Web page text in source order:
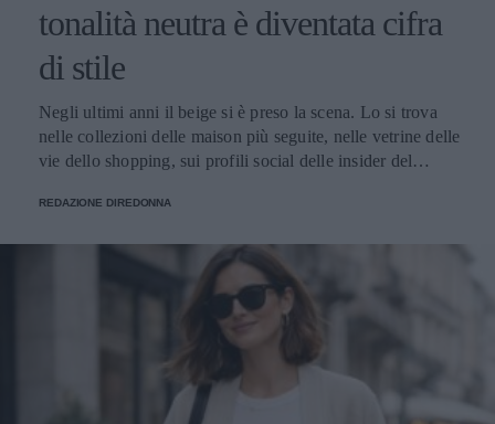
tonalità neutra è diventata cifra
di stile
Negli ultimi anni il beige si è preso la scena. Lo si trova nelle collezioni delle maison più seguite, nelle vetrine delle vie dello shopping, sui profili social delle insider del settore e nei guardaroba delle donne che alla moda dedicano attenzione. È diventato il colore che racconta il momento, quello che torna ogni stagione con declinazioni sempre nuove e che oggi vive un'esposizione mediatica raramente vista in passato. Le ragioni di questa centralità si intrecciano. Il beige risponde perfettamente al gusto contemporaneo per l'eleganza misurata, fatta di toni desaturati e capi pensati per durare. Si adatta splendidamente nei contesti più diversi: in ufficio, a una cena, in un weekend fuori porta, mantenendo sempre lo stesso registro raffinato. E lavora benissimo davanti all'obiettivo, sotto qualunque tipo di luce, su qualunque tipo di sfondo urbano o naturale. Il risultato è che oggi parlare di moda femminile senza nominare il beige è praticamente impossibile. Cappotti, giacche, trench, pantaloni, maglie, accessori: la palette neutra ha colonizzato ogni categoria del guardaroba, con una versatilità che continua a sorprendere addette ai lavori e appassionate. Le mille sfumature di una tonalità solo apparentemente uniforme Dietro al beige si nasconde una gamma cromatica vastissima, fatta di sfumature che cambiano carattere a seconda di quanto pendono verso il caldo o verso il freddo, di quanto sono sature o desaturate, di quanto si avvicinano al bianco o si spingono verso il marrone. Quelle più calde - cammello, biscotto, tabacco, miele - evocano immediatamente comfort e ricchezza. Hanno una nota dorata che richiama i tessuti pregiati come il cashmere e la lana d'agnello, e nelle collezioni invernali fanno la parte del leone. Le si vede su cappotti dal taglio classico, su giacche dalla linea morbida, su maglie oversize pensate per i mesi freddi. Le sfumature fredde - greige, nude rosato, beige cinereo, taupe - raccontano un'altra storia. Sono più contemporanee e sono perfette su tagli netti e silhouette moderne. Hanno conquistato spazio nel gusto urbano delle grandi capitali della moda, da Copenaghen a Tokyo, dove vengono interpretate in chiave minimalista con linee rigorose e proporzioni studiate. Tra questi due poli si muovono i beige neutri, i veri jolly del guardaroba che si abbinano a tutto: ai grigi, ai blu, ai bianchi, ai colori accesi che vogliano un punto di calma. Sono le tonalità che ogni stylist tiene a portata di mano per bilanciare un look senza forzature. A ognuna la sua sfumatura Una delle ragioni del successo del beige è semplice: con la sfumatura giusta, sta bene davvero a tutte. La famiglia cromatica è così ampia che ogni tipo di carnagione trova la sua declinazione ideale - basta scegliere il sottotono adatto al colore della pelle, degli occhi e dei capelli. Le donne con pelle chiara e sottotono freddo trovano la loro dimensione nei greige, nei nude rosati e nei beige cinerei, che dialogano in modo naturale con incarnati tenui. Le pelli ambrate, olivastre o dorate si illuminano con i cammello, i biscotto e i tabacco, che esaltano il calore della carnagione. Le pelli medie con sottotono neutro hanno la fortuna di poter giocare con quasi tutte le sfumature della palette, dalle più chiare alle più sature. Un altro punto di forza è il rapporto con la luce. Sotto il sole estivo il beige si accende e diventa solare, sotto i cieli grigi invernali mantiene calore e presenza, alla luce artificiale degli ambienti chiusi resta sempre raffinato senza appiattirsi. Pochi colori conservano il proprio carattere in ogni condizione di illuminazione, e questa qualità rende il beige un alleato prezioso per le giornate fatte di molti cambi di scena. A questo si aggiunge la sua flessibilità: il beige si adatta a ogni ambiente, dal più formale al più rilassato. Sta bene in ufficio, in una riunione importante, a una cerimonia, a una cena tra amiche, a una passeggiata del sabato pomeriggio. Pochi colori coprono una gamma così ampia di occasioni mantenendo intatta la propria eleganza. Total beige: come indossarlo senza appiattirlo Tra le tendenze più forti degli ultimi anni c'è il total beige look, che consiste nel vestirsi interamente in sfumature della stessa famiglia cromatica, dal capospalla alle scarpe. Una formula che richiede attenzione per riuscire bene, ma che ben dosata regala risultati di grande raffinatezza. Il segreto sta nel giocare con sottotoni vicini ma diversi. Un pantalone color sabbia abbinato a una camicia écru e a un capospalla cammello dà molto più carattere di un look fatto di un'unica identica tonalità ripetuta dalla testa ai piedi. Le piccole variazioni cromatiche danno profondità all'insieme e impediscono l'effetto monotono. Determinante è anche il mix di materiali. Quando il colore è uniforme, sono le texture a fare la differenza: una camicia di seta sotto una giacca di lana, un pantalone di lino con un capospalla in cashmere, accessori in pelle che dialogano con maglie morbide. Il gioco delle superfici tattili è ciò che trasforma un total look beige da banale a sofisticato. Attenzione alla la regola del dettaglio che spezza. Una cintura in cuoio scuro, una collana dorata, un foulard con un accento più caldo o più freddo: piccoli scostamenti che danno ritmo al look e gli regalano carattere senza intaccare la coerenza cromatica. Un accessorio scelto bene fa la differenza tra un outfit elegante e un outfit memorabile. Dal lino estivo al cashmere invernale: una palette per tutto l'anno Una delle qualità più apprezzate del beige è la capacità di accompagnare il guardaroba lungo tutte le stagioni. In estate vive nei lini grezzi, nei cotoni leggeri e nelle sete fresche; in primavera e autunno passa ai twill, ai jersey strutturati e ai velluti; in inverno diventa protagonista delle materie nobili come cashmere, lana vergine, alpaca e mohair. Questa continuità ha cambiato il modo in cui molte donne pensano agli acquisti. Anziché ripartire da capo a ogni cambio di stagione, si ragiona per filoni cromatici che durano nel tempo: capi che dialogano tra loro mese dopo mese, accessori che stanno bene su outfit diversi, una palette che permette di mescolare gli investimenti fatti in momenti differenti dell'anno senza rotture stilistiche. I capispalla sono il terreno dove questa logica dà i risultati migliori. Un cappotto beige si adatta alle occasioni più diverse con una facilità che pochi altri capi possiedono: si presta a tagli classici e contemporanei, dialoga con qualunque palette del guardaroba sottostante, risalta l'eleganza di un completo formale come la vivacità di un look casual. La conferma di questa versatilità si può rintracciare guardando alle proposte di realtà consolidate come Cinzia Rocca, che hanno fatto della sartorialità italiana applicata al capospalla la propria firma: ogni cappotto beige da donna dell’azienda è pensato per durare nel tempo, grazie a tagli che restano attuali stagione dopo stagione e a lavorazioni che portano avanti la tradizione artigianale del Made in Italy. Il beige in passerella: una palette che valorizza il taglio Chi segue le sfilate sa che il beige ricorre con costanza in ogni stagione, dalle collezioni primavera-estate a quelle autunno-inverno. Non è una scelta casuale: la palette neutra valorizza il taglio del capo, mette in luce la qualità della lavorazione, fa emergere la pulizia delle linee senza che il colore rubi la scena. Quando un capo sfila in cammello chiaro o in sabbia, l'occhio coglie subito la forma: il volume delle spalle, la cadenza dei dettagli sartoriali, la cintura che disegna la vita, la lunghezza che dialoga con la figura. Il beige risulta una lente che porta in primo piano tutto il lavoro tecnico, e per questo i designer che vogliono far parlare la propria competenza scelgono spesso la palette neutra come terreno di esposizione del proprio savoir-faire. Anche la resa fotografica gioca un ruolo importante. Sotto le luci intense delle sfilate i toni beige restituiscono al meglio la materia: si vede la mano del tessuto, si percepisce il peso della lana o la leggerezza del lino, si distingue il cashmere dalla pura vergine. Gli scatti che escono dalle passerelle raccontano così la realtà del capo con un'onestà rara, e ogni uscita diventa un'occasione di comunicazione tecnica oltre che estetica. Vale infine il discorso delle uscite in serie. La palette neutra permette di mandare in scena interi blocchi di collezione fondati sulla coerenza cromatica: a quel punto sono il taglio, il volume e i piccoli scarti di sfumatura a fare la differenza tra un look e l'altro. Un linguaggio di sfilata raffinato che premia l'occhio attento e che funziona ugualmente bene nelle collezioni leggere della bella stagione come in quelle stratificate dei mesi freddi. Il beige come dichiarazione: meno rumore, più identità Il successo del beige racconta qualcosa di più ampio sul modo in cui le donne hanno deciso di vestirsi oggi. Racconta il superamento dell'estetica dei colori accesi a ogni costo, l'affermazione di un gusto che riconosce nell'eleganza discreta una forma di stile più matura, l'emergere di una moda che lavora per coerenza anziché per impatto immediato. Scegliere il beige significa anche scegliere un rapporto diverso con il calendario delle tendenze. Vuol dire prediligere una palette stabile che resta attuale a distanza di anni, capace di accompagnare il guardaroba lungo cicli di rinnovo molto più ampi di quelli imposti dalle collezioni stagionali. È una scelta da donna che sa cosa le piace, e che premia chi la fa con un guardaroba più funzionale, fatto di capi che si sostengono a vicenda. C'è infine una dimensione personale che merita attenzione. Quando il colore lavora in secondo piano, ciò che resta in primo piano è chi indossa il capo: il viso, il portamento, l'energia che ognuna porta con sé. Il beige restituisce centralità alla donna e le lascia definire il significato di ciò che indossa. In un'epoca in cui spesso il guardaroba urla per farsi n
REDAZIONE DIREDONNA